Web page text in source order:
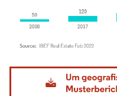
Bild © Mordor Intelligence.